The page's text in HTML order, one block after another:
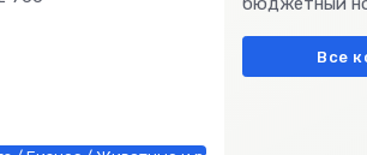
Все